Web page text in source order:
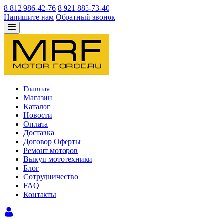
8 812 986-42-76 8 921 883-73-40
Напишите нам Обратный звонок
Главная
Магазин
Каталог
Новости
Оплата
Доставка
Договор Оферты
Ремонт моторов
Выкуп мототехники
Блог
Сотрудничество
FAQ
Контакты